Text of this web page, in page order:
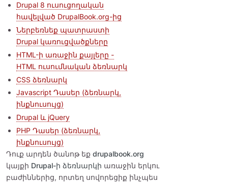
Drupal 8 ուսուցողական
հավելված DrupalBook.org-ից
Ներբեռնեք պատրաստի
Drupal կառուցվածքները
HTML-ի առաջին քայլերը -
HTML ուսումնական ձեռնարկ
CSS ձեռնարկ
Javascript Դասեր (ձեռնարկ,
ինքնուսույց)
Drupal և jQuery
PHP Դասեր (ձեռնարկ,
ինքնուսույց)
Դուք արդեն ծանոթ եք drupalbook.org
կայքի Drupal-ի ձեռնարկի առաջին երկու
բաժիններից, որտեղ սովորեցիք ինչպես